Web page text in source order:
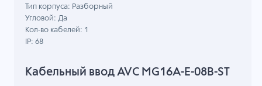
Кабельный ввод AVC MG16A-E-08B-ST
Тип корпуса: Разборный
Угловой: Да
Кол-во кабелей: 1
IP: 68